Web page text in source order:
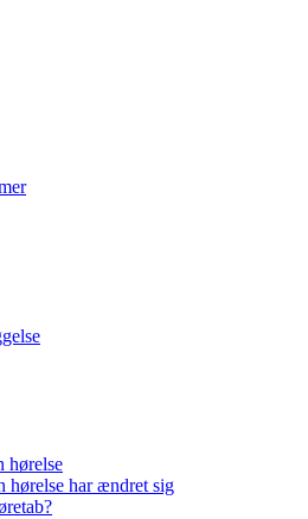
hørelse
hørelse har ændret sig